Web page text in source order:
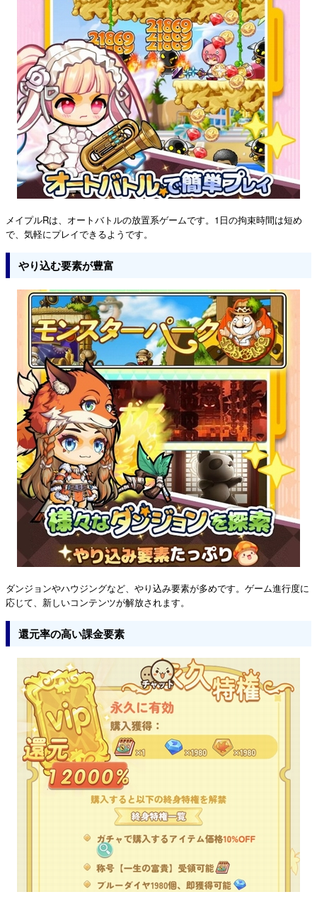
メイプルRは、オートバトルの放置系ゲームです。1日の拘束時間は短め
で、気軽にプレイできるようです。
やり込む要素が豊富
ダンジョンやハウジングなど、やり込み要素が多めです。ゲーム進行度に
応じて、新しいコンテンツが解放されます。
還元率の高い課金要素